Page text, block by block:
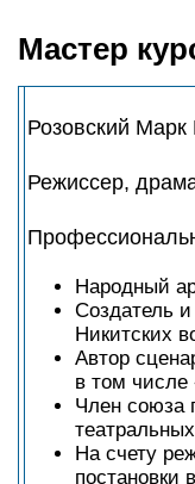
Мастер
Розовский Марк
Режиссер,
Народный
Создатель
Никитских
Автор
в том числе
Член союза
На счету